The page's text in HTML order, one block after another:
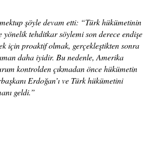
şöyle devam etti: “Türk hükümetinin
yönelik tehditkar söylemi son derece endişe
için proaktif olmak, gerçekleştikten sonra
daha iyidir. Bu nedenle, Amerika
kontrolden çıkmadan önce hükümetin
Erdoğan’ı ve Türk hükümetini
geldi.”